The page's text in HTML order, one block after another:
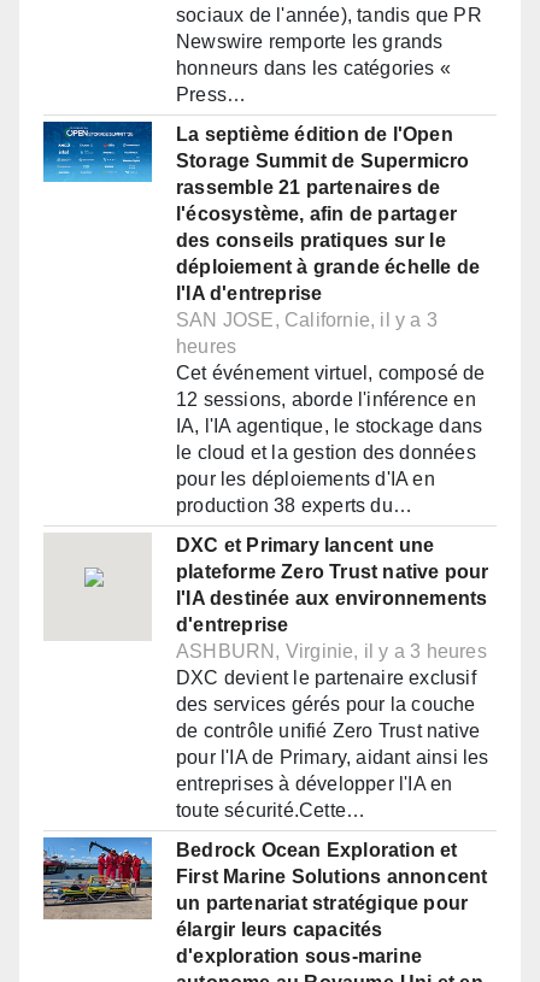
sociaux de l'année), tandis que PR
Newswire remporte les grands
honneurs dans les catégories «
Press…
La septième édition de l'Open
Storage Summit de Supermicro
rassemble 21 partenaires de
l'écosystème, afin de partager
des conseils pratiques sur le
déploiement à grande échelle de
l'IA d'entreprise
SAN JOSE, Californie, il y a 3
heures
Cet événement virtuel, composé de
12 sessions, aborde l'inférence en
IA, l'IA agentique, le stockage dans
le cloud et la gestion des données
pour les déploiements d'IA en
production 38 experts du…
DXC et Primary lancent une
plateforme Zero Trust native pour
l'IA destinée aux environnements
d'entreprise
ASHBURN, Virginie, il y a 3 heures
DXC devient le partenaire exclusif
des services gérés pour la couche
de contrôle unifié Zero Trust native
pour l'IA de Primary, aidant ainsi les
entreprises à développer l'IA en
toute sécurité.Cette…
Bedrock Ocean Exploration et
First Marine Solutions annoncent
un partenariat stratégique pour
élargir leurs capacités
d'exploration sous-marine